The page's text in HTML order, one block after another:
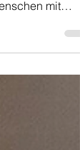
ohne La
ein
in
mit
täglich
Cantina für